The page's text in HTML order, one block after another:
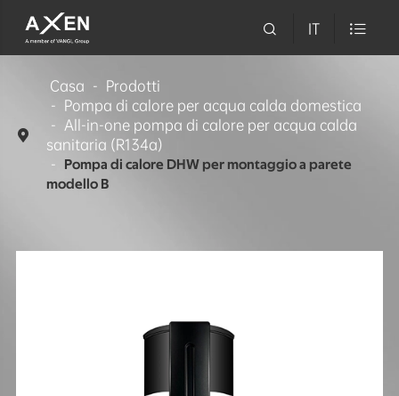
 IT 

Casa
Prodotti
Pompa di calore per acqua calda domestica
All-in-one pompa di calore per acqua calda
sanitaria (R134a)
Pompa di calore DHW per montaggio a parete
modello B